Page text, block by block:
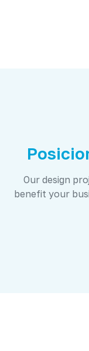
Our design
benefit your